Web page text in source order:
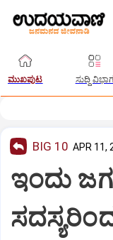
ಮುಖಪುಟ ಸುದ್ದಿ ವಿಭಾಗ
BIG 10 APR 11,
ಇಂದು